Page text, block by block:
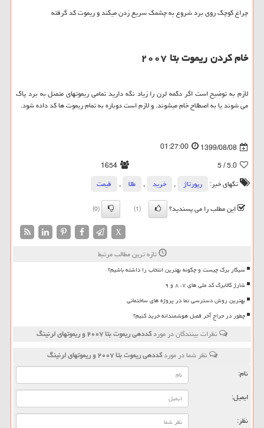
چراغ کوچک روی برد شروع به چشمک سریع زدن میکند و ریموت کد گرقته
خام کردن ریموت بتا۲۰۰۷
لازم به توضیح است اگر دکمه لرن را زیاد نگه دارید تمامی ریموتهای متصل به برد پاک
می شوند یا به اصطلاح خام میشوند. و لازم است دوباره به تمام ریموت ها کد داده شود.
1399/08/08
01:27:00
5.0
/ 5
1654
تگهای خبر:
رپورتاژ , خرید , طلا ,
قیمت
این مطلب را می پسندید؟
(1)
(0)
X
تازه ترین مطالب مرتبط
سیگار برگ چیست و چگونه بهترین انتخاب را داشته باشیم؟
شارژ کالابرگ کد ملی های ۷، ۸ و ۹
بهترین روش دسترسی نما در پروژه های ساختمانی
چطور در حراج آخر فصل هوشمندانه خرید کنیم؟
نظرات بینندگان در موردكددهی ریموت بتا ۲۰۰۷ و ریموتهای لرنینگ
نظر شما در موردكددهی ریموت بتا ۲۰۰۷ و ریموتهای لرنینگ
نام:
ایمیل:
نظر: